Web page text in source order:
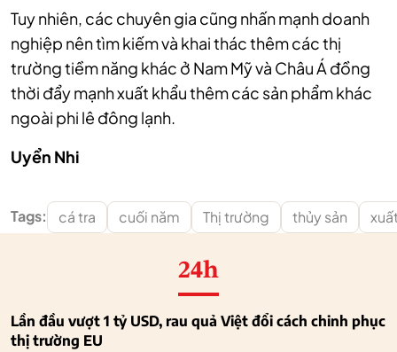
Tuy nhiên, các chuyên gia cũng nhấn mạnh doanh
nghiệp nên tìm kiếm và khai thác thêm các thị
trường tiềm năng khác ở Nam Mỹ và Châu Á đồng
thời đẩy mạnh xuất khẩu thêm các sản phẩm khác
ngoài phi lê đông lạnh.
Uyển Nhi
Tags: cá tra cuối năm Thị trường thủy sản
24h
Lần đầu vượt 1 tỷ USD, rau quả Việt đổi cách chinh phục
thị trường EU